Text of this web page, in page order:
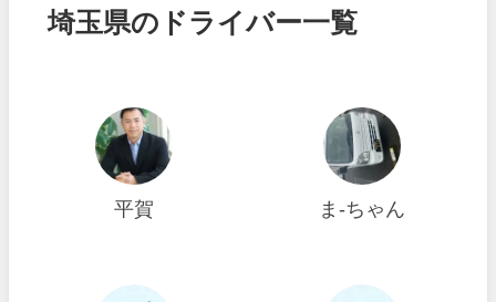
埼玉県のドライバー一覧
平賀 ま-ちゃん